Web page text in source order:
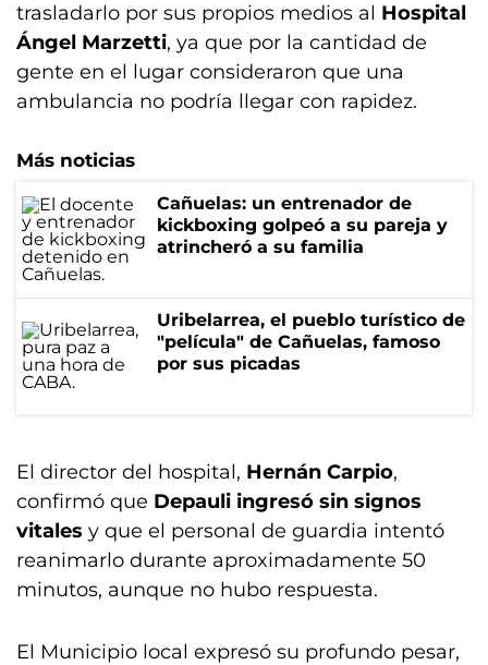
trasladarlo por sus propios medios al Hospital
Ángel Marzetti, ya que por la cantidad de
gente en el lugar consideraron que una
ambulancia no podría llegar con rapidez.
Más noticias
Cañuelas: un entrenador de
kickboxing golpeó a su pareja y
atrincheró a su familia
Uribelarrea, el pueblo turístico de
"película" de Cañuelas, famoso
por sus picadas
El director del hospital, Hernán Carpio,
confirmó que Depauli ingresó sin signos
vitales y que el personal de guardia intentó
reanimarlo durante aproximadamente 50
minutos, aunque no hubo respuesta.
El Municipio local expresó su profundo pesar,